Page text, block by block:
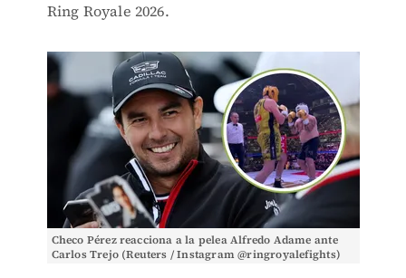
Ring Royale 2026.
Checo Pérez reacciona a la pelea Alfredo Adame ante
Carlos Trejo (Reuters / Instagram @ringroyalefights)